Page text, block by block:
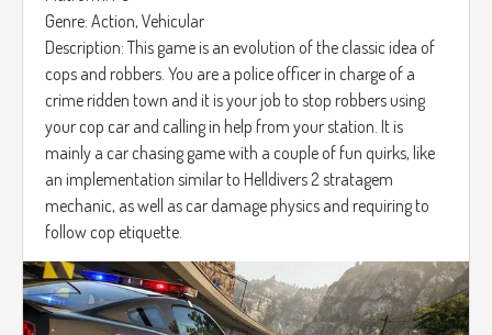
Genre: Action, Vehicular
Description: This game is an evolution of the classic idea of
cops and robbers. You are a police officer in charge of a
crime ridden town and it is your job to stop robbers using
your cop car and calling in help from your station. It is
mainly a car chasing game with a couple of fun quirks, like
an implementation similar to Helldivers 2 stratagem
mechanic, as well as car damage physics and requiring to
follow cop etiquette.